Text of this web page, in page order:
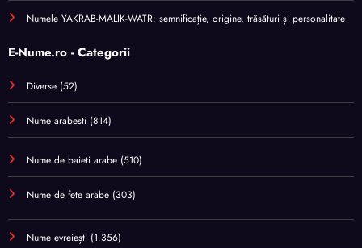
Numele YAKRAB-MALIK-WATR: semnificație, origine, trăsături și personalitate
E-Nume.ro - Categorii
Diverse (52)
Nume arabesti (814)
Nume de baieti arabe (510)
Nume de fete arabe (303)
Nume evreiești (1.356)